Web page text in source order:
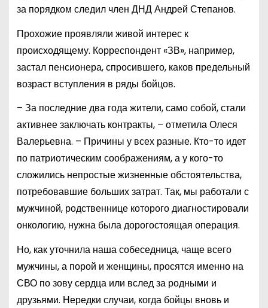
за порядком следил член ДНД Андрей Степанов.
Прохожие проявляли живой интерес к
происходящему. Корреспондент «ЗВ», например,
застал пенсионера, спросившего, каков предельный
возраст вступления в ряды бойцов.
– За последние два года жители, само собой, стали
активнее заключать контракты, – отметила Олеся
Валерьевна. – Причины у всех разные. Кто-то идет
по патриотическим соображениям, а у кого-то
сложились непростые жизненные обстоятельства,
потребовавшие больших затрат. Так, мы работали с
мужчиной, родственнице которого диагностировали
онкологию, нужна была дорогостоящая операция.
Но, как уточнила наша собеседница, чаще всего
мужчины, а порой и женщины, просятся именно на
СВО по зову сердца или вслед за родными и
друзьями. Нередки случаи, когда бойцы вновь и